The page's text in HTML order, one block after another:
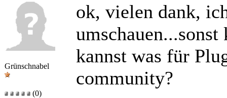
Grünschnabel
(0)
ok, vielen dank,
kannst was für
community?